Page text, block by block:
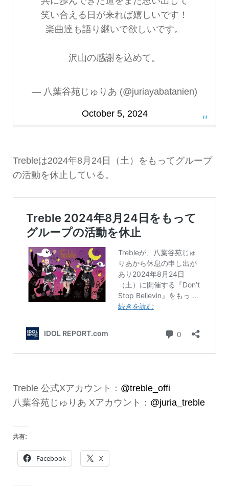
笑い合える日が来れば嬉しいです！
楽曲達も語り継いで欲しいです。
沢山の感謝を込めて。
— 八葉谷苑じゅりあ (@juriayabatanien)
October 5, 2024
Trebleは2024年8月24日（土）をもってグループ
の活動を休止している。
Treble 公式Xアカウント： @treble_offi
八葉谷苑じゅりあ Xアカウント： @juria_treble
共有:
Facebook X